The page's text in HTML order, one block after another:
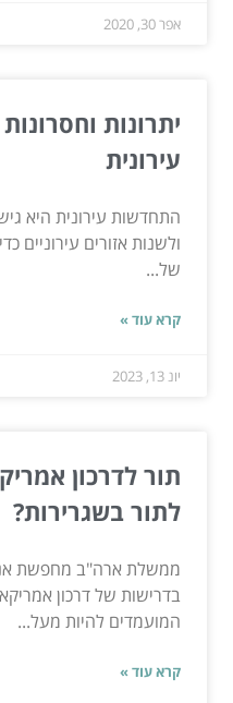
אפר 30, 2020
יתרונות
עירונית
התחדשות עירונית היא
ולשנות אזורים עירוניים
של...
קרא עוד »
יונ 13, 2023
תור לדרכון
לתור בשגרירות?
ממשלת ארה"ב מחפשת
בדרישות של דרכון
המועמדים להיות מעל...
קרא עוד »